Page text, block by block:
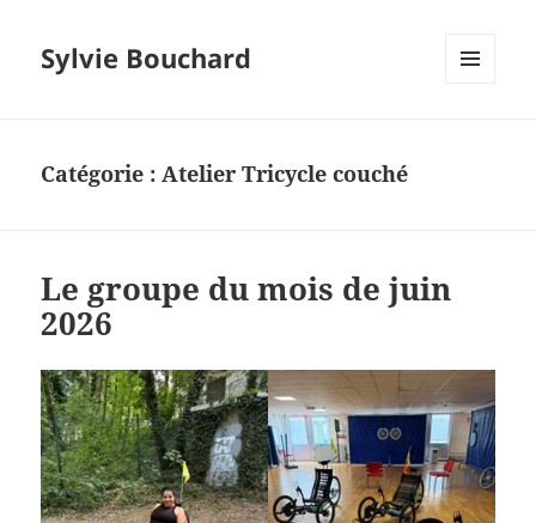
Sylvie Bouchard
Catégorie :Atelier Tricycle couché
Le groupe du mois de juin
2026